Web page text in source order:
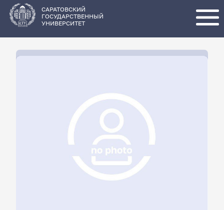
основному
содержанию
САРАТОВСКИЙ
ГОСУДАРСТВЕННЫЙ
УНИВЕРСИТЕТ